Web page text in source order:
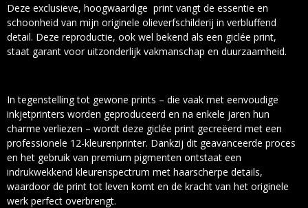
Deze exclusieve, hoogwaardige print vangt de essentie en
schoonheid van mijn originele olieverfschilderij in verbluffend
detail. Deze reproductie, ook wel bekend als een giclée print,
staat garant voor uitzonderlijk vakmanschap en duurzaamheid.
In tegenstelling tot gewone prints – die vaak met eenvoudige
inkjetprinters worden geproduceerd en na enkele jaren hun
charme verliezen – wordt deze giclée print gecreëerd met een
professionele 12-kleurenprinter. Dankzij dit geavanceerde proces
en het gebruik van premium pigmenten ontstaat een
indrukwekkend kleurenspectrum met haarscherpe details,
waardoor de print tot leven komt en de kracht van het originele
werk perfect overbrengt.